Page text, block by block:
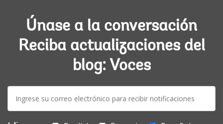
Únase a la conversación
Reciba actualizaciones del
blog: Voces
mail: